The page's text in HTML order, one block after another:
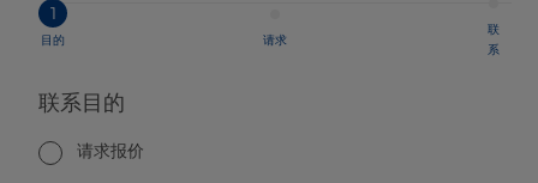
1
目的 请求
联
系
联系目的
请求报价